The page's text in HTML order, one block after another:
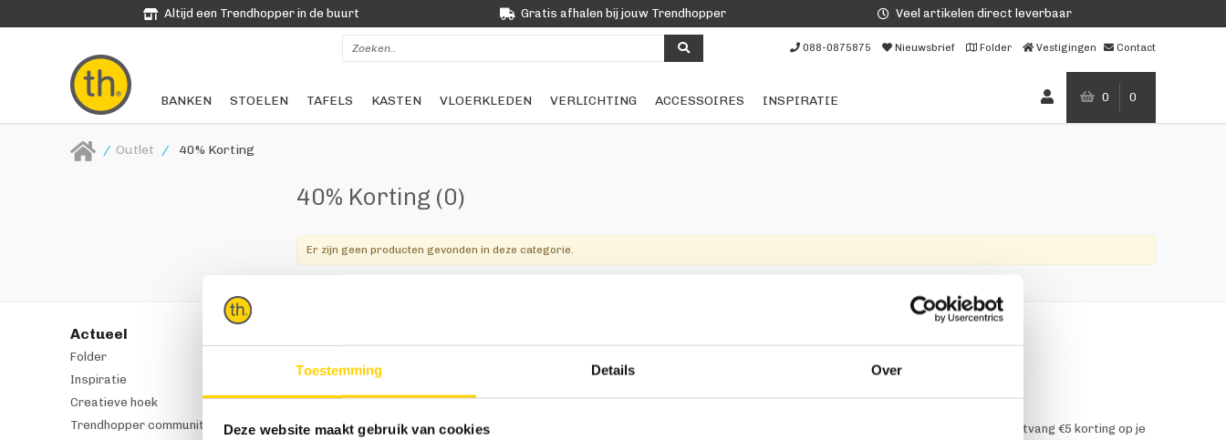
Toestemming Details Over
Deze website maakt gebruik van cookies
Altijd een Trendhopper in de buurt Gratis afhalen bij jouw Trendhopper Veel artikelen direct leverbaar
088-0875875 Nieuwsbrief Folder Vestigingen Contact
BANKEN STOELEN TAFELS KASTEN VLOERKLEDEN VERLICHTING ACCESSOIRES INSPIRATIE 0 0
/ Outlet / 40% Korting
40% Korting (0)
Er zijn geen producten gevonden in deze categorie.
Actueel
Folder
Inspiratie
Creatieve hoek
Trendhopper community
Stoelen
Tafels
Folderacties
Cadeaukaart
Betalen
Bezorgen
Meld je aan voor onze nieuwsbrief en ontvang €5 korting op je